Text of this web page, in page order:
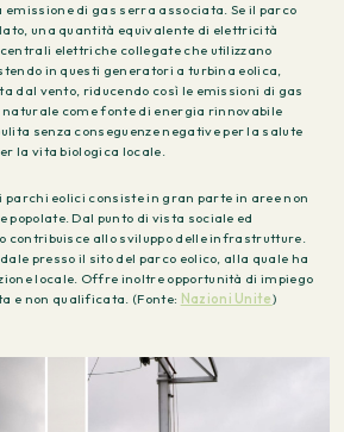
di gas serra associata. Se il parco
una quantità equivalente di elettricità
elettriche collegate che utilizzano
in questi generatori a turbina eolica,
dal vento, riducendo così le emissioni di gas
naturale come fonte di energia rinnovabile
senza conseguenze negative per la salute
la vita biologica locale.
parchi eolici consiste in gran parte in aree non
Dal punto di vista sociale ed
contribuisce allo sviluppo delle infrastrutture.
presso il sito del parco eolico, alla quale ha
locale. Offre inoltre opportunità di impiego
e non qualificata. (Fonte: Nazioni Unite)